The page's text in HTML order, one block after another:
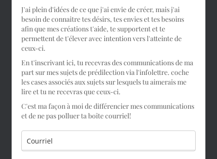
J'ai plein d'idées de ce que j'ai envie de créer, mais j'ai
besoin de connaitre tes désirs, tes envies et tes besoins
afin que mes créations t'aide, te supportent et te
permettent de t'élever avec intention vers l'atteinte de
ceux-ci.
En t'inscrivant ici, tu recevras des communications de ma
part sur mes sujets de prédilection via l'infolettre. coche
les cases associés aux sujets sur lesquels tu aimerais me
lire et tu ne recevras que ceux-ci.
C'est ma façon à moi de différencier mes communications
et de ne pas polluer ta boîte courriel!